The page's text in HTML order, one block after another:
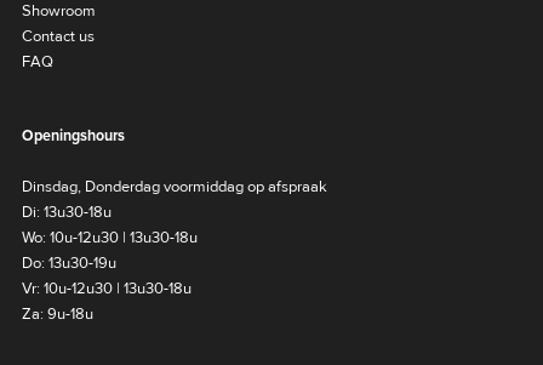
Showroom
Contact us
FAQ
Openingshours
Dinsdag, Donderdag voormiddag op afspraak
Di: 13u30-18u
Wo: 10u-12u30 | 13u30-18u
Do: 13u30-19u
Vr: 10u-12u30 | 13u30-18u
Za: 9u-18u